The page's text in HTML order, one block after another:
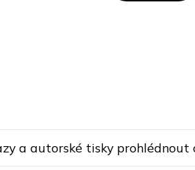
a autorské tisky prohlédnout